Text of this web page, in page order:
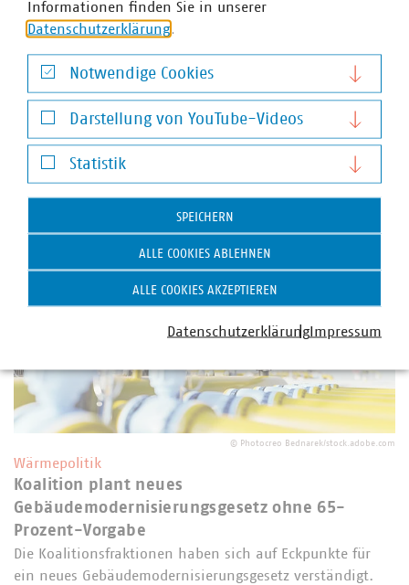
Wärmenetzförderung
VKU und AGFW legen Positionspapier zur
Bundesförderung effiziente Wärmenetze vor
Das BAFA hat ein neues Merkblatt zur Bundesförderung
für effiziente Wärmenetze (BEW) veröffentlicht. VKU und
AGFW haben dazu ein gemeinsames Positionspapier
vorgelegt. Darin begrüßen die Verbände einzelne
Verbesserungen, sehen jedoch weiterhin…
© Photocreo Bednarek/stock.adobe.com
Wärmepolitik
Koalition plant neues
Gebäudemodernisierungsgesetz ohne 65-
Prozent-Vorgabe
Die Koalitionsfraktionen haben sich auf Eckpunkte für
ein neues Gebäudemodernisierungsgesetz verständigt.
Informationen finden Sie in unserer
Datenschutzerklärung.
Notwendige Cookies
Notwendige Cookies
Darstellung von YouTube-Videos
Darstellung von YouTube-Videos
Statistik
Statistik
SPEICHERN
ALLE COOKIES ABLEHNEN
ALLE COOKIES AKZEPTIEREN
DatenschutzerklärungImpressum